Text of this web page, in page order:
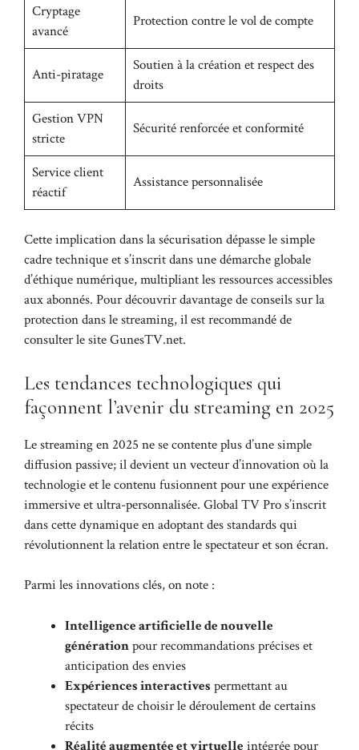
Cryptage
avancé
Protection contre le vol de compte
Anti-piratage
Soutien à la création et respect des
droits
Gestion VPN
stricte
Sécurité renforcée et conformité
Service client
réactif
Assistance personnalisée
Cette implication dans la sécurisation dépasse le simple
cadre technique et s’inscrit dans une démarche globale
d’éthique numérique, multipliant les ressources accessibles
aux abonnés. Pour découvrir davantage de conseils sur la
protection dans le streaming, il est recommandé de
consulter le siteGunesTV.net.
Les tendances technologiques qui
façonnent l’avenir du streaming en 2025
Le streaming en 2025 ne se contente plus d’une simple
diffusion passive; il devient un vecteur d’innovation où la
technologie et le contenu fusionnent pour une expérience
immersive et ultra-personnalisée. Global TV Pro s’inscrit
dans cette dynamique en adoptant des standards qui
révolutionnent la relation entre le spectateur et son écran.
Parmi les innovations clés, on note :
Intelligence artificielle de nouvelle
générationpour recommandations précises et
anticipation des envies
Expériences interactives permettant au
spectateur de choisir le déroulement de certains
récits
Réalité augmentée et virtuelleintégrée pour